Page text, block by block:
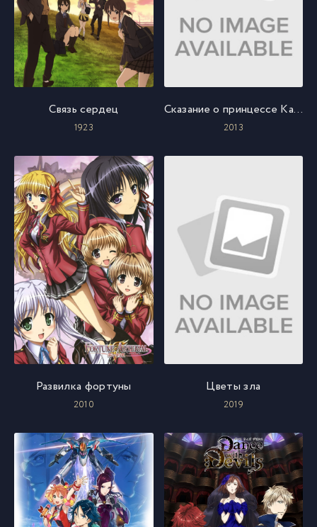
Связь сердец
1923
Сказание о принцессе Кагуя
2013
Развилка фортуны
2010
Цветы зла
2019